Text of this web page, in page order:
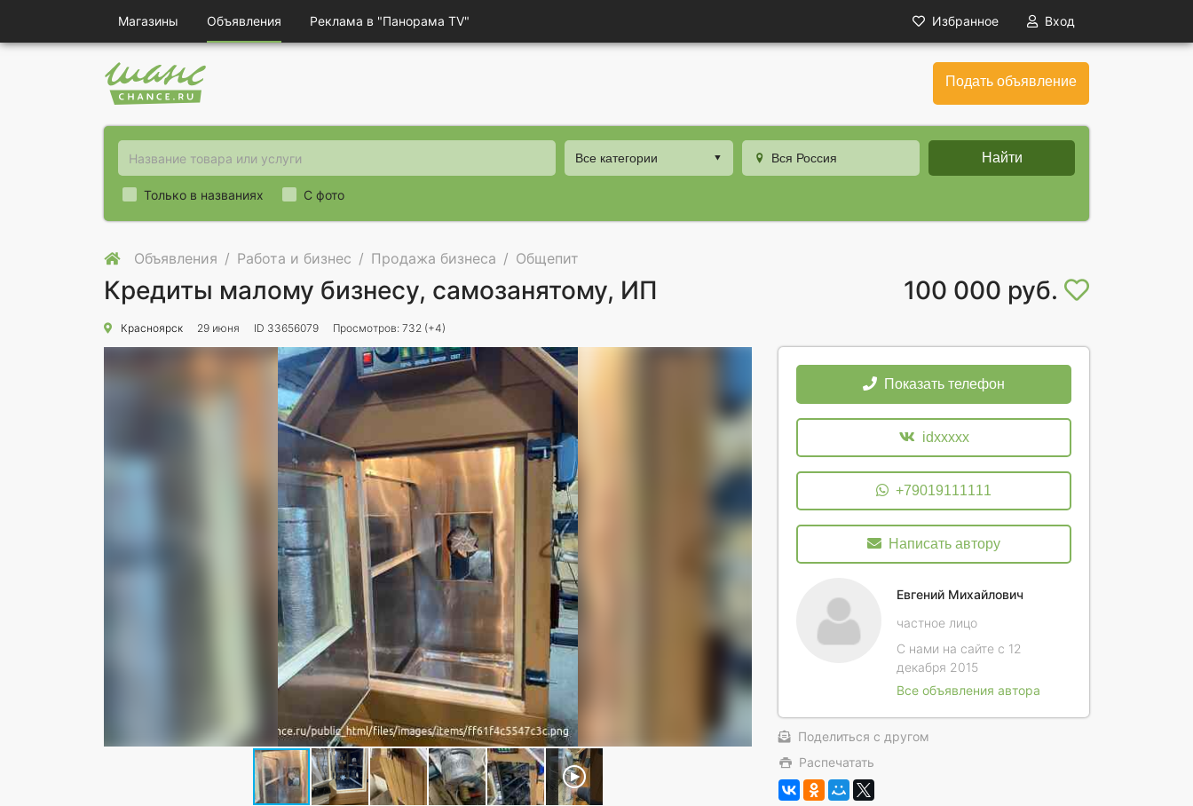
Магазины Объявления Реклама в "Панорама TV" Избранное Вход
Подать объявление
Все категории Вся Россия Найти
Только в названиях С фото
Объявления Работа и бизнес Продажа бизнеса Общепит
Кредиты малому бизнесу, самозанятому, ИП
Красноярск 29 июня ID 33656079 Просмотров: 732 (+4)
100 000 руб.
Показать телефон
idxxxxx
+79019111111
Написать автору
Евгений Михайлович
частное лицо
С нами на сайте с 12
декабря 2015
Все объявления автора
Поделиться с другом
Распечатать